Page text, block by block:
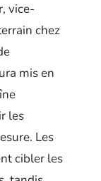
vice-
chez
mis en
les
Les
cibler les